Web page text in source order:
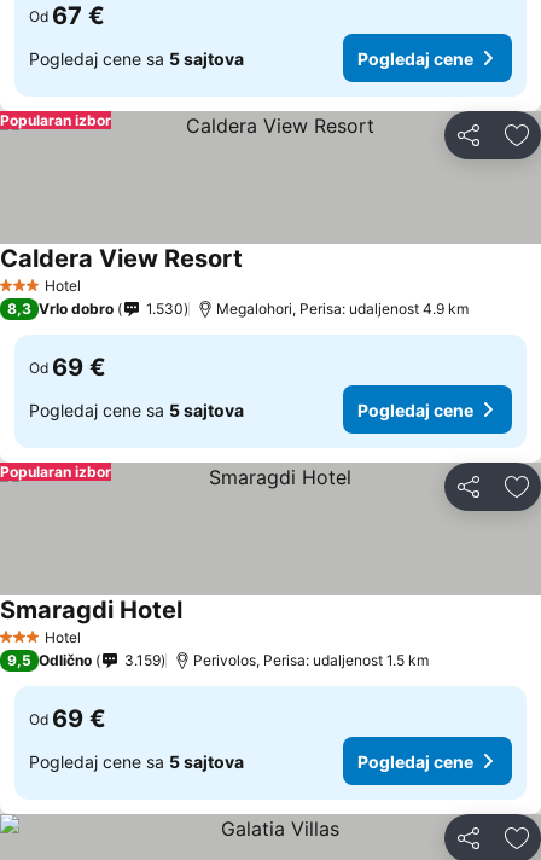
Od 67 €
Pogledaj cene sa 5 sajtova Pogledaj cene
Deli
Popularan izbor
3 Zvezdice
Hotel
Caldera View Resort
8,3 Vrlo dobro 1.530 Megalohori, Perisa: udaljenost 4.9 km
Od 69 €
Pogledaj cene sa 5 sajtova Pogledaj cene
Deli
Popularan izbor
3 Zvezdice
Hotel
Smaragdi HotelPogledaj cene
9,5 Odlično 3.159 Perivolos, Perisa: udaljenost 1.5 km
Od 69 €
Pogledaj cene sa 5 sajtova Pogledaj cene
Deli